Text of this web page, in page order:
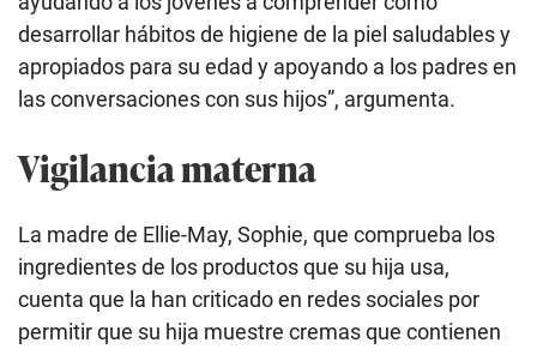
desarrollar hábitos de higiene de la piel saludables y
apropiados para su edad y apoyando a los padres en
las conversaciones con sus hijos”, argumenta.
Vigilancia materna
La madre de Ellie-May, Sophie, que comprueba los
ingredientes de los productos que su hija usa,
cuenta que la han criticado en redes sociales por
permitir que su hija muestre cremas que contienen